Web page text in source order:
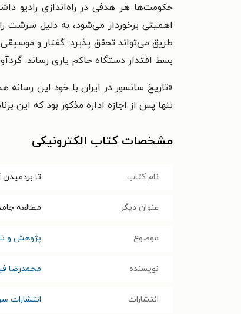
حکومت‌ها هر هدفی در راه‌اندازی رادیو
اهمیتی برخوردار می‌شود، به دلیل سرشت
طریق می‌تواند تحقق پذیرد: گفتار و
بسط اقتدار دستگاه حاکم یاری رساند.
«تاریخ سانسور در ایران با خود این
تنها پس از اجازه اداره مذکور بود که این
مشخصات کتاب الکترونیکی
نام کتاب تا
عنوان دیگر مطالعه
موضوع پژوهش و
نویسنده محمدرضا
انتشارات انتشارات